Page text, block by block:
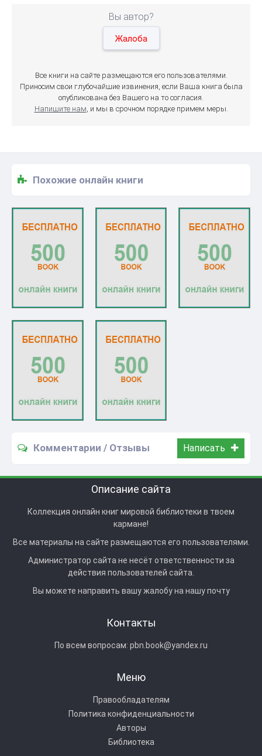
Вы автор?
Жалоба
Все книги на сайте размещаются его пользователями.
Приносим свои глубочайшие извинения, если Ваша книга была
опубликована без Вашего на то согласия.
Напишите нам, и мы в срочном порядке примем меры.
Похожие онлайн книги
Комментарии / Отзывы Написать
Описание сайта
Коллекция онлайн книг мировой библиотеки в твоем
кармане!
Все материалы на сайте размещаются его пользователями.
Администратор сайта не несёт ответственности за
действия пользователей сайта.
Вы можете направить вашу жалобу на нашу почту
Контакты
По всем вопросам: pbn.book@yandex.ru
Меню
Правообладателям
Политика конфиденциальности
Авторы
Библиотека